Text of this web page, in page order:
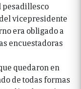
pesadillesco
vicepresidente
era obligado a
encuestadoras
quedaron en
de todas formas